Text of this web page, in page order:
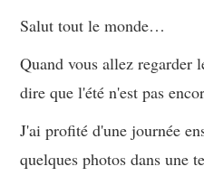
Salut tout le monde…
Quand vous allez regarder
dire que l'été n'est pas
J'ai profité d'une journée
quelques photos dans une